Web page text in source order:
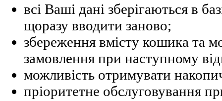
всі Ваші дані зберігаються в
щоразу вводити заново;
збереження вмісту кошика та
замовлення при наступному
можливість отримувати
пріоритетне обслуговування